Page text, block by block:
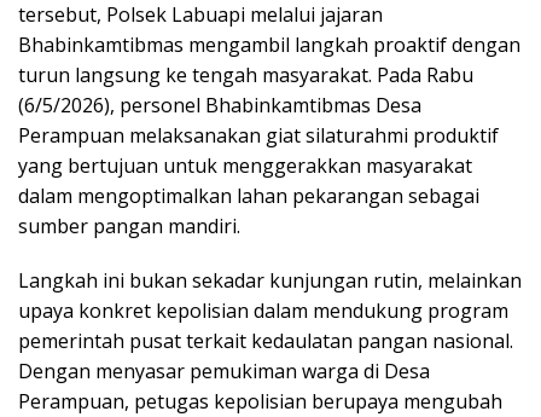
tersebut, Polsek Labuapi melalui jajaran
Bhabinkamtibmas mengambil langkah proaktif dengan
turun langsung ke tengah masyarakat. Pada Rabu
(6/5/2026), personel Bhabinkamtibmas Desa
Perampuan melaksanakan giat silaturahmi produktif
yang bertujuan untuk menggerakkan masyarakat
dalam mengoptimalkan lahan pekarangan sebagai
sumber pangan mandiri.
Langkah ini bukan sekadar kunjungan rutin, melainkan
upaya konkret kepolisian dalam mendukung program
pemerintah pusat terkait kedaulatan pangan nasional.
Dengan menyasar pemukiman warga di Desa
Perampuan, petugas kepolisian berupaya mengubah